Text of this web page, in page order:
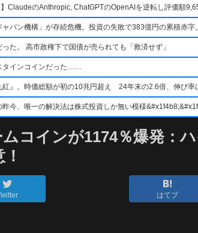
】ClaudeのAnthropic, ChatGPTのOpenAIを逆転し評価額
パン機構」が存続危機。投資の失敗で383億円の累積赤
った。 高市政権下で国債が売られても「救済せず」
タインコインだった……
紅』。時価総額が初の10兆円超え 24年末の2.6倍、伸び率
昨今、唯一の解決法は株式投資しか無い模様
コインが1174％爆発：
はてブ